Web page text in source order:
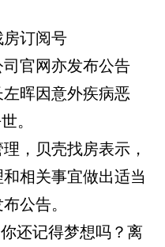
订阅号
官网亦发布公告
晖因意外疾病恶
。
，贝壳找房表示，
相关事宜做出适当
公告。